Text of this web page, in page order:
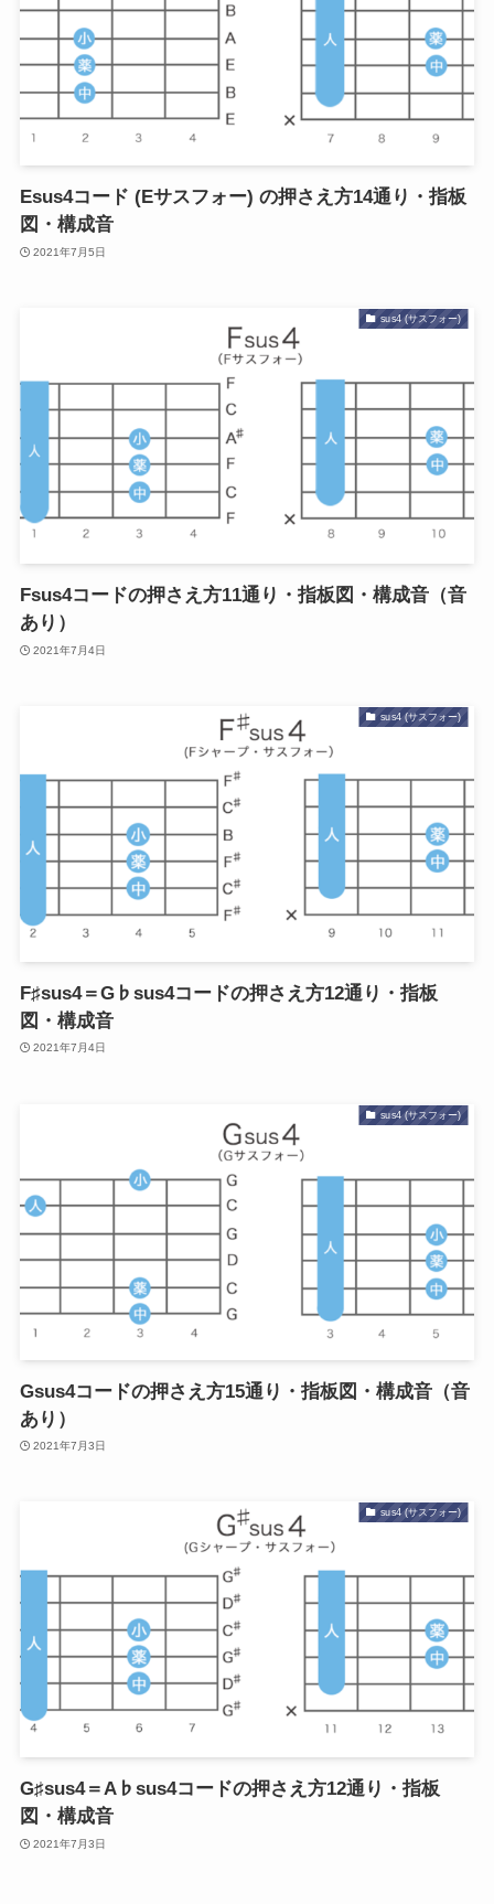
Esus4コード (Eサスフォー) の押さえ方14通り・指板
図・構成音
2021年7月5日
sus4 (サスフォー)
Fsus4コードの押さえ方11通り・指板図・構成音（音
あり）
2021年7月4日
sus4 (サスフォー)
F♯sus4＝G♭sus4コードの押さえ方12通り・指板
図・構成音
2021年7月4日
sus4 (サスフォー)
Gsus4コードの押さえ方15通り・指板図・構成音（音
あり）
2021年7月3日
sus4 (サスフォー)
G♯sus4＝A♭sus4コードの押さえ方12通り・指板
図・構成音
2021年7月3日